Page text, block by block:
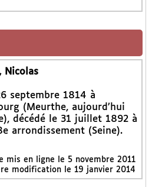
Nicolas
septembre 1814 à
(Meurthe, aujourd’hui
décédé le 31 juillet 1892 à
arrondissement (Seine).
mis en ligne le 5 novembre 2011
modification le 19 janvier 2014